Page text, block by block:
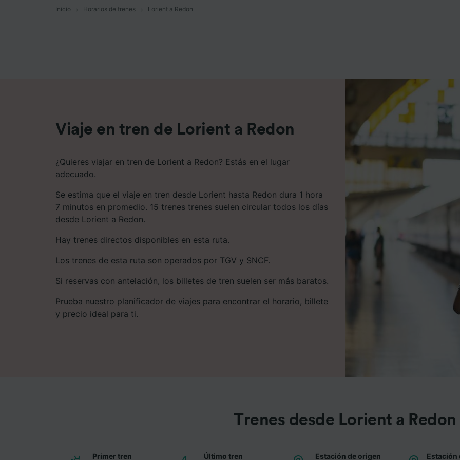
Inicio Horarios de trenes Lorient a Redon
Viaje en tren de Lorient a Redon
¿Quieres viajar en tren de Lorient a Redon? Estás en el lugar
adecuado.
Se estima que el viaje en tren desde Lorient hasta Redon dura 1 hora
7 minutos en promedio. 15 trenes trenes suelen circular todos los días
desde Lorient a Redon.
Hay trenes directos disponibles en esta ruta.
Los trenes de esta ruta son operados por TGV y SNCF.
Si reservas con antelación, los billetes de tren suelen ser más baratos.
Prueba nuestro planificador de viajes para encontrar el horario, billete
y precio ideal para ti.
Trenes desde Lorient a Redon
Primer tren Último tren Estación de origen Estación